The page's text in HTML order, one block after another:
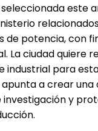
seleccionada este
de potencia, con
La ciudad quiere
industrial para
a crear una
y